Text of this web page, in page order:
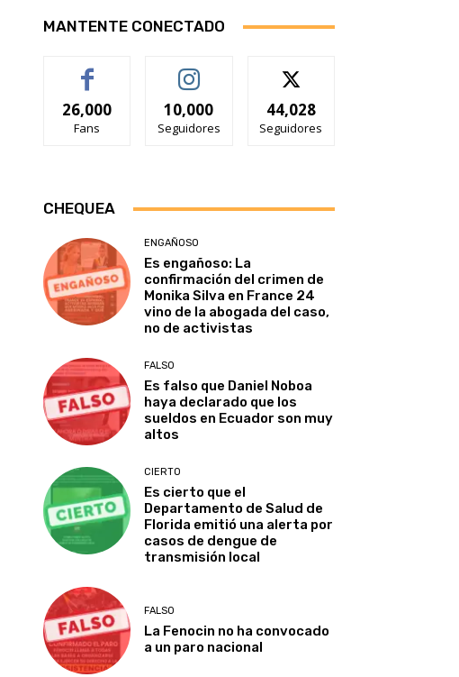
MANTENTE CONECTADO
26,000
Fans
10,000
Seguidores
44,028
Seguidores
CHEQUEA
ENGAÑOSO
Es engañoso: La
confirmación del crimen de
Monika Silva en France 24
vino de la abogada del caso,
no de activistas
FALSO
Es falso que Daniel Noboa
haya declarado que los
sueldos en Ecuador son muy
altos
CIERTO
Es cierto que el
Departamento de Salud de
Florida emitió una alerta por
casos de dengue de
transmisión local
FALSO
La Fenocin no ha convocado
a un paro nacional